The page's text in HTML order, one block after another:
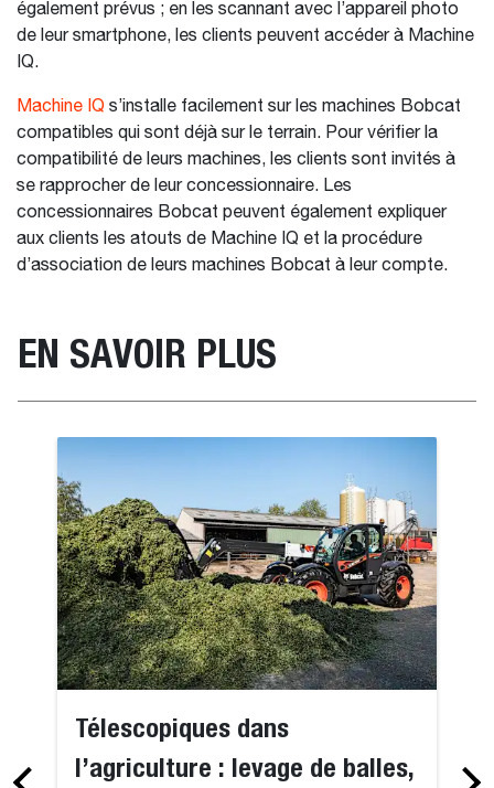
également prévus ; en les scannant avec l’appareil photo
de leur smartphone, les clients peuvent accéder à Machine
IQ.
Machine IQ s’installe facilement sur les machines Bobcat
compatibles qui sont déjà sur le terrain. Pour vérifier la
compatibilité de leurs machines, les clients sont invités à
se rapprocher de leur concessionnaire. Les
concessionnaires Bobcat peuvent également expliquer
aux clients les atouts de Machine IQ et la procédure
d’association de leurs machines Bobcat à leur compte.
EN SAVOIR PLUS
Télescopiques dans
l’agriculture : levage de balles,